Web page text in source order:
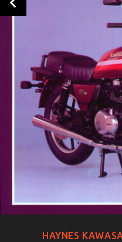
HAYNES